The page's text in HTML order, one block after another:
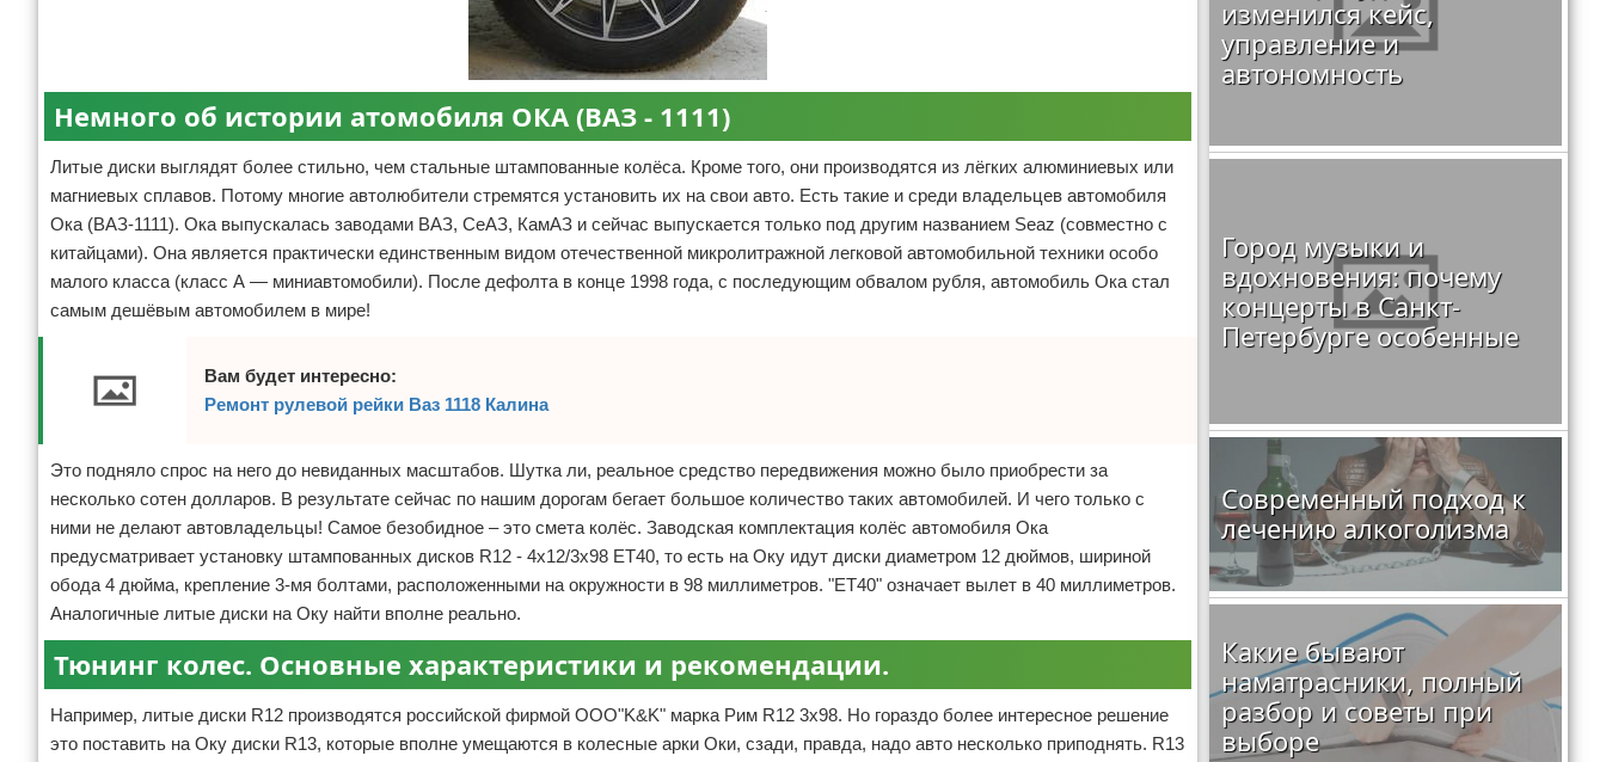
Право
Немного об истории атомобиля ОКА (ВАЗ - 1111)
Литые диски выглядят более стильно, чем стальные штампованные колёса. Кроме того, они производятся из лёгких алюминиевых или
магниевых сплавов. Потому многие автолюбители стремятся установить их на свои авто. Есть такие и среди владельцев автомобиля
Ока (ВАЗ-1111). Ока выпускалась заводами ВАЗ, СеАЗ, КамАЗ и сейчас выпускается только под другим названием Seaz (совместно с
китайцами). Она является практически единственным видом отечественной микролитражной легковой автомобильной техники особо
малого класса (класс А — миниавтомобили). После дефолта в конце 1998 года, с последующим обвалом рубля, автомобиль Ока стал
самым дешёвым автомобилем в мире!
Вам будет интересно:
Ремонт рулевой рейки Ваз 1118 Калина
Это подняло спрос на него до невиданных масштабов. Шутка ли, реальное средство передвижения можно было приобрести за
несколько сотен долларов. В результате сейчас по нашим дорогам бегает большое количество таких автомобилей. И чего только с
ними не делают автовладельцы! Самое безобидное – это смета колёс. Заводская комплектация колёс автомобиля Ока
предусматривает установку штампованных дисков R12 - 4х12/3х98 ET40, то есть на Оку идут диски диаметром 12 дюймов, шириной
обода 4 дюйма, крепление 3-мя болтами, расположенными на окружности в 98 миллиметров. "ET40" означает вылет в 40 миллиметров.
Аналогичные литые диски на Оку найти вполне реально.
Тюнинг колес. Основные характеристики и рекомендации.
Например, литые диски R12 производятся российской фирмой ООО"K&K" марка Рим R12 3х98. Но гораздо более интересное решение
это поставить на Оку диски R13, которые вполне умещаются в колесные арки Оки, сзади, правда, надо авто несколько приподнять. R13
изменился кейс,
управление и
автономность
Город музыки и
вдохновения: почему
концерты в Санкт-
Петербурге особенные
Современный подход к
лечению алкоголизма
Какие бывают
наматрасники, полный
разбор и советы при
выборе